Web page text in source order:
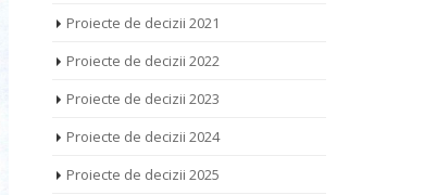
Proiecte de decizii 2021
Proiecte de decizii 2022
Proiecte de decizii 2023
Proiecte de decizii 2024
Proiecte de decizii 2025